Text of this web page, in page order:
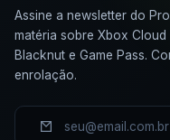
Assine a newsletter do
matéria sobre Xbox
Blacknut e Game Pass.
enrolação.